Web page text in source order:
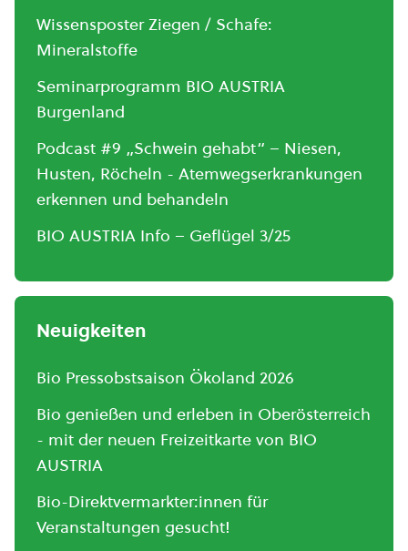
Wissensposter Ziegen / Schafe:
Mineralstoffe
Seminarprogramm BIO AUSTRIA
Burgenland
Podcast #9 „Schwein gehabt“ – Niesen,
Husten, Röcheln - Atemwegserkrankungen
erkennen und behandeln
BIO AUSTRIA Info – Geflügel 3/25
Neuigkeiten
Bio Pressobstsaison Ökoland 2026
Bio genießen und erleben in Oberösterreich
- mit der neuen Freizeitkarte von BIO
AUSTRIA
Bio-Direktvermarkter:innen für
Veranstaltungen gesucht!